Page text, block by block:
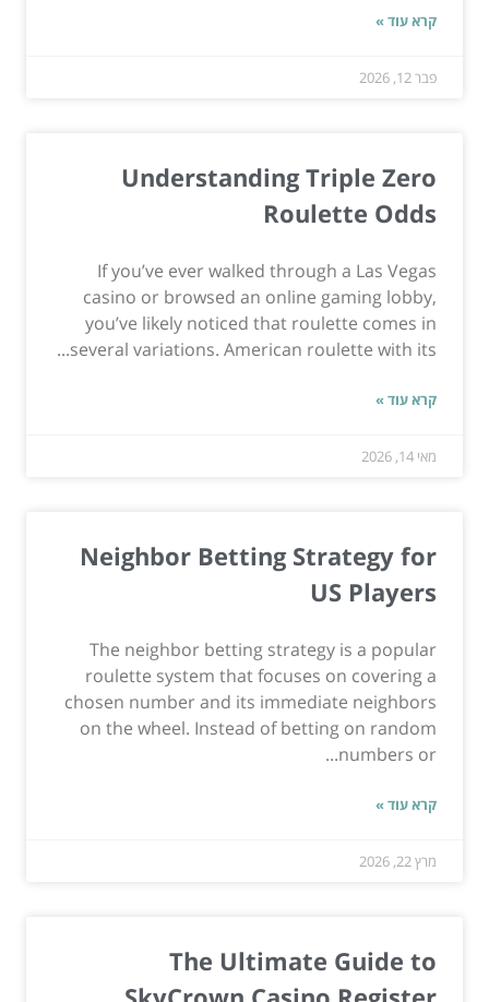
קרא עוד »
פבר 12, 2026
Understanding Triple Zero
Roulette Odds
If you’ve ever walked through a Las Vegas
casino or browsed an online gaming lobby,
you’ve likely noticed that roulette comes in
several variations. American roulette with its...
קרא עוד »
מאי 14, 2026
Neighbor Betting Strategy for
US Players
The neighbor betting strategy is a popular
roulette system that focuses on covering a
chosen number and its immediate neighbors
on the wheel. Instead of betting on random
numbers or...
קרא עוד »
מרץ 22, 2026
The Ultimate Guide to